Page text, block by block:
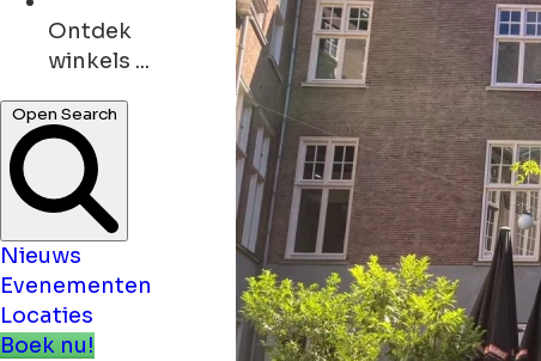
Ontdek
winkels ...
bars ...
Open Search
Nieuws
Evenementen
Locaties